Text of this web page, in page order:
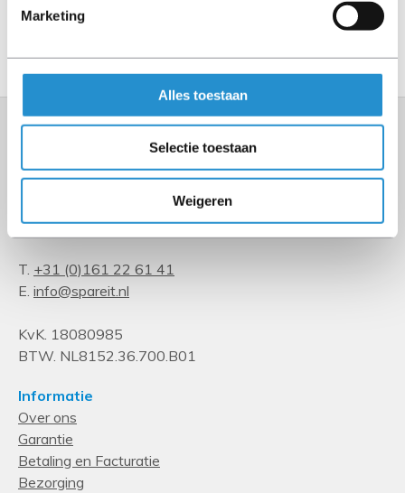
Marketing
Alles toestaan
Selectie toestaan
Weigeren
Kempenbaan 34
The Netherlands
T. +31 (0)161 22 61 41
E. info@spareit.nl
KvK. 18080985
BTW. NL8152.36.700.B01
Informatie
Over ons
Garantie
Betaling en Facturatie
Bezorging